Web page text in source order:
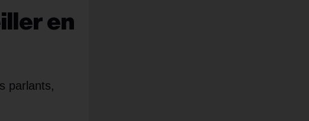
en
parlants,